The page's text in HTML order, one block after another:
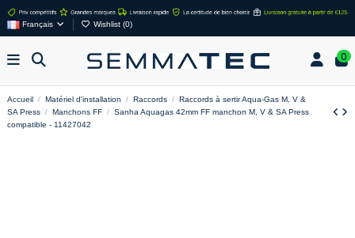
Français Wishlist (0)
0
Accueil Matériel d'installation Raccords
Raccords à sertir Aqua-Gas M, V &
SA Press
Manchons FF
Sanha Aquagas 42mm FF manchon M, V & SA Press
compatible - 11427042